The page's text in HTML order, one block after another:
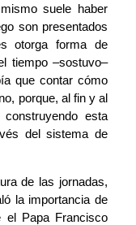
suele haber
son presentados
otorga forma de
tiempo –sostuvo–
que contar cómo
porque, al fin y al
esta
del sistema de
de las jornadas,
la importancia de
el Papa Francisco